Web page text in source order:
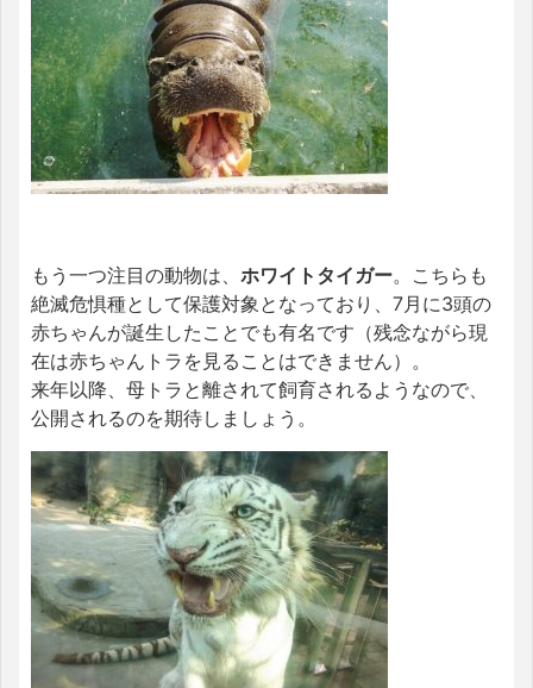
もう一つ注目の動物は、 ホワイトタイガー。こちらも
絶滅危惧種として保護対象となっており、7月に3頭の
赤ちゃんが誕生したことでも有名です（残念ながら現
在は赤ちゃんトラを見ることはできません）。
来年以降、母トラと離されて飼育されるようなので、
公開されるのを期待しましょう。